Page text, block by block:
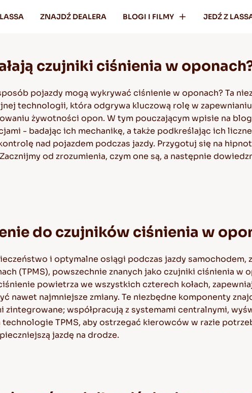
ZNAJDŹ DEALERA BLOGI I FILMY JEDŹ Z
czujniki ciśnienia w
pojazdy mogą wykrywać ciśnienie w oponach? Ta
technologii, która odgrywa kluczową rolę w
żywotności opon. W tym pouczającym wpisie na
- badając ich mechanikę, a także podkreślając ich
nad pojazdem podczas jazdy. Przygotuj się na
od zrozumienia, czym one są, a następnie
do czujników ciśnienia w
i optymalne osiągi podczas jazdy samochodem,
(TPMS), powszechnie znanych jako czujniki ciśnienia w
powietrza we wszystkich czterech kołach,
nawet najmniejsze zmiany. Te niezbędne komponenty
zintegrowane; współpracują z systemami centralnymi,
TPMS, aby ostrzegać kierowców w razie
jazdę na drodze.